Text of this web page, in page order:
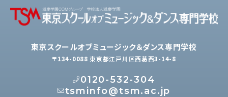
東京スクールオブミュージック＆ダンス専門学校
〒134-0088 東京都江戸川区西葛西3-14-8
0120-532-304
tsminfo@tsm.ac.jp